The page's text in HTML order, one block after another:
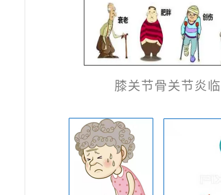
膝关节骨关节炎